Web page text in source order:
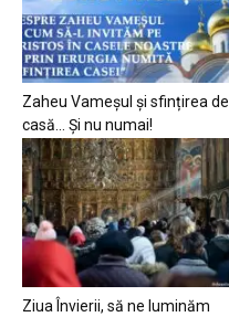
Zaheu Vameșul și sfințirea de
casă… Și nu numai!
Ziua Învierii, să ne luminăm